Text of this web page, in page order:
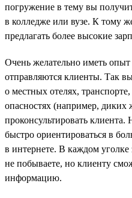
погружение в тему вы
в колледже или вузе. К тому
предлагать более высокие
Очень желательно иметь опыт
отправляются клиенты. Так
о местных отелях,
опасностях (например,
проконсультировать
быстро ориентироваться в
в интернете. В каждом уголке
не побываете, но клиенту
информацию.